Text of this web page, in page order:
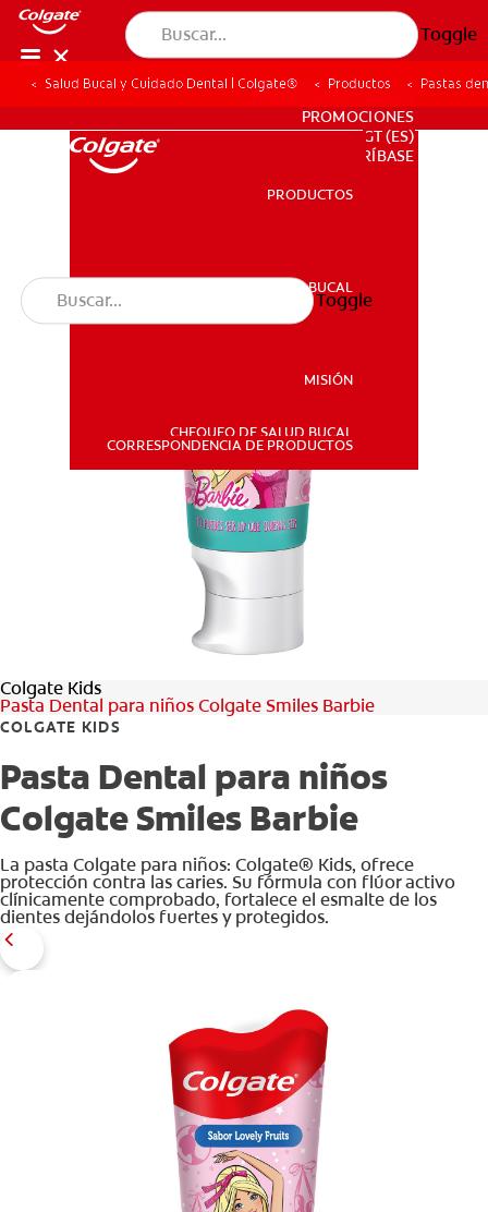
Toggle
SALUD BUCAL
CHEQUEO DE SALUD BUCAL
CORRESPONDENCIA DE PRODUCTOS
SUSCRÍBASE
PARA PROFESIONALES
PROMOCIONES
GT (ES)
SUSCRÍBASE
PRODUCTOS
SALUD BUCAL
MISIÓN
CHEQUEO DE SALUD BUCAL
CORRESPONDENCIA DE PRODUCTOS
Toggle
Salud Bucal y Cuidado Dental | Colgate® Productos Pastas
Colgate Kids
Pasta Dental para niños Colgate Smiles Barbie
COLGATE KIDS
Pasta Dental para niños
Colgate Smiles Barbie
La pasta Colgate para niños: Colgate® Kids, ofrece
protección contra las caries. Su fórmula con flúor activo
clínicamente comprobado, fortalece el esmalte de los
dientes dejándolos fuertes y protegidos.